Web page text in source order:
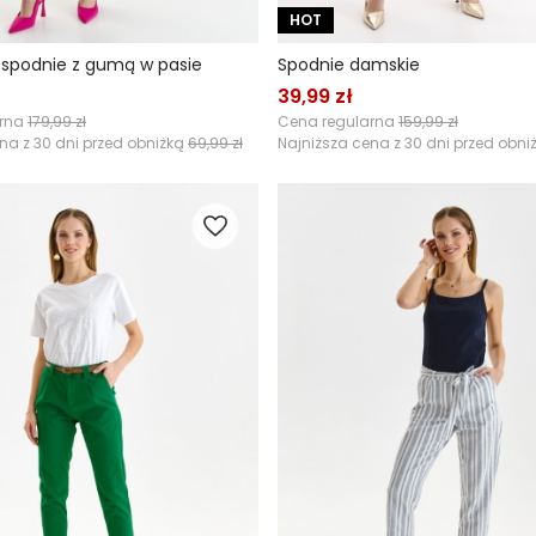
z gumą w pasie
179,99 zł
z 30 dni przed obniżką 69,99 zł
HOT
Spodnie damskie
39,99 zł
Cena regularna 159,99 zł
Najniższa cena z 30 dni przed